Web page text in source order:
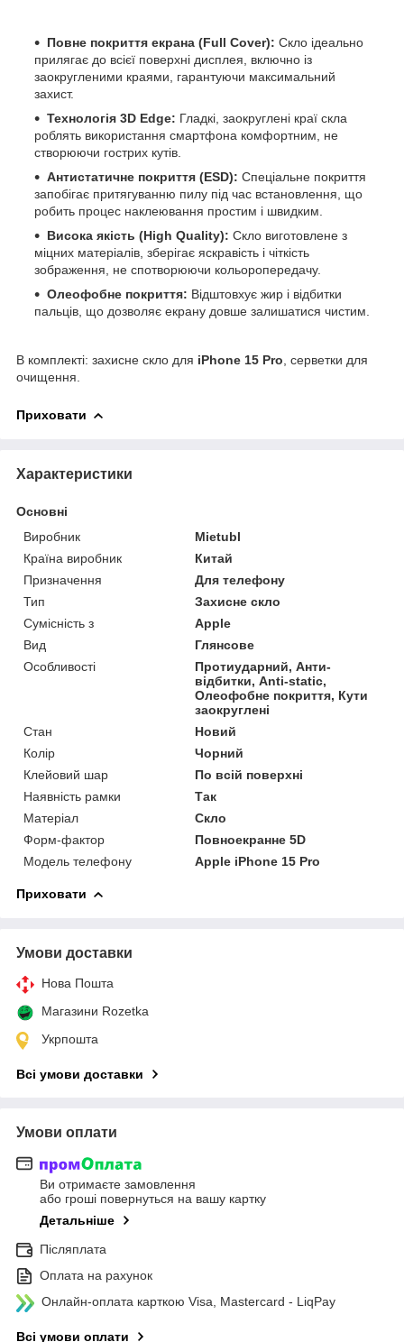
Повне покриття екрана (Full Cover): Скло ідеально
прилягає до всієї поверхні дисплея, включно із
заокругленими краями, гарантуючи максимальний
захист.
Технологія 3D Edge: Гладкі, заокруглені краї скла
роблять використання смартфона комфортним, не
створюючи гострих кутів.
Антистатичне покриття (ESD): Спеціальне покриття
запобігає притягуванню пилу під час встановлення, що
робить процес наклеювання простим і швидким.
Висока якість (High Quality): Скло виготовлене з
міцних матеріалів, зберігає яскравість і чіткість
зображення, не спотворюючи кольоропередачу.
Олеофобне покриття: Відштовхує жир і відбитки
пальців, що дозволяє екрану довше залишатися чистим.
В комплекті: захисне скло для iPhone 15 Pro , серветки для
очищення.
Приховати
Характеристики
Основні
Виробник
Mietubl
Країна виробник
Китай
Призначення
Для телефону
Тип
Захисне скло
Сумісність з
Apple
Вид
Глянсове
Особливості
Протиударний, Анти-
відбитки, Anti-static,
Олеофобне покриття, Кути
заокруглені
Стан
Новий
Колір
Чорний
Клейовий шар
По всій поверхні
Наявність рамки
Так
Матеріал
Скло
Форм-фактор
Повноекранне 5D
Модель телефону
Apple iPhone 15 Pro
Приховати
Умови доставки
Нова Пошта
Магазини Rozetka
Укрпошта
Всі умови доставки
Умови оплати
Ви отримаєте замовлення
або гроші повернуться на вашу картку
Детальніше
Післяплата
Оплата на рахунок
Онлайн-оплата карткою Visa, Mastercard - LiqPay
Всі умови оплати